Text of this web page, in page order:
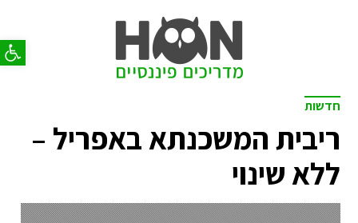
פתח
חדשות
ריבית המשכנתא באפריל –
ללא שינוי